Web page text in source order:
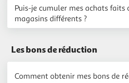
Puis-je cumuler mes achats faits
magasins différents ?
Les bons de réduction
Comment obtenir mes bons de